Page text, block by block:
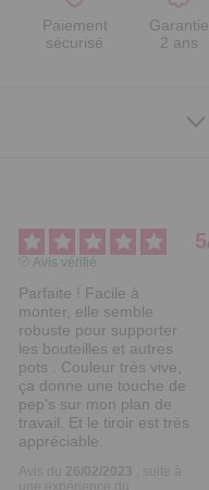
Paiement
sécurisé
Garantie
2 ans
5
Avis vérifié
Parfaite ! Facile à
monter, elle semble
robuste pour supporter
les bouteilles et autres
pots . Couleur très vive,
ça donne une touche de
pep's sur mon plan de
travail. Et le tiroir est très
appréciable.
26/02/2023